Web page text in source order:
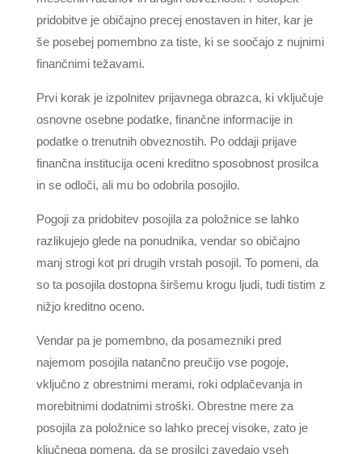
pridobitve je običajno precej enostaven in hiter, kar je
še posebej pomembno za tiste, ki se soočajo z nujnimi
finančnimi težavami.
Prvi korak je izpolnitev prijavnega obrazca, ki vključuje
osnovne osebne podatke, finančne informacije in
podatke o trenutnih obveznostih. Po oddaji prijave
finančna institucija oceni kreditno sposobnost prosilca
in se odloči, ali mu bo odobrila posojilo.
Pogoji za pridobitev posojila za položnice se lahko
razlikujejo glede na ponudnika, vendar so običajno
manj strogi kot pri drugih vrstah posojil. To pomeni, da
so ta posojila dostopna širšemu krogu ljudi, tudi tistim z
nižjo kreditno oceno.
Vendar pa je pomembno, da posamezniki pred
najemom posojila natančno preučijo vse pogoje,
vključno z obrestnimi merami, roki odplačevanja in
morebitnimi dodatnimi stroški. Obrestne mere za
posojila za položnice so lahko precej visoke, zato je
ključnega pomena, da se prosilci zavedajo vseh